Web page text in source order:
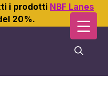
i prodotti NBF Lanes
20%.